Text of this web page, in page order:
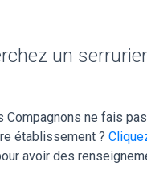
un
Compagnons ne fais
établissement ?
avoir des